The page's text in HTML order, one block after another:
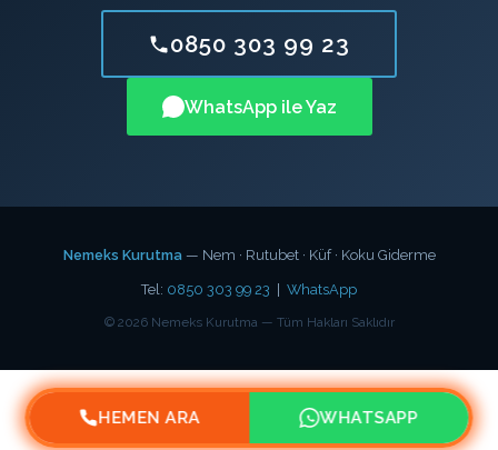
0850 303 99 23
WhatsApp ile Yaz
Nemeks Kurutma— Nem · Rutubet · Küf · Koku Giderme
Tel: 0850 303 99 23 WhatsApp
© 2026Nemeks Kurutma — Tüm Hakları Saklıdır
HEMEN ARA WHATSAPP